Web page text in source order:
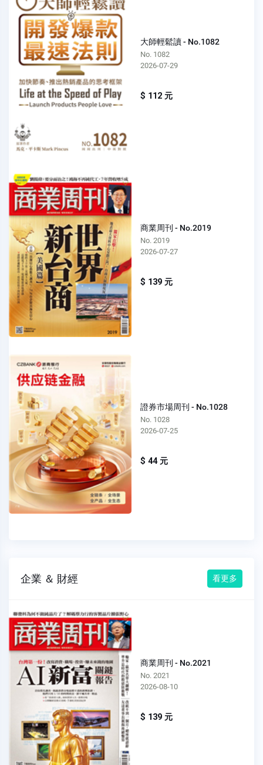
大師輕鬆讀 - No.1082
No. 1082
2026-07-29
$ 112 元
商業周刊 - No.2019
No. 2019
2026-07-27
$ 139 元
證券市場周刊 - No.1028
No. 1028
2026-07-25
$ 44 元
企業 ＆ 財經 看更多
商業周刊 - No.2021
No. 2021
2026-08-10
$ 139 元